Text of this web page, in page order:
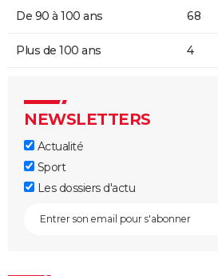
De 90 à 100 ans 68
Plus de 100 ans 4
NEWSLETTERS
Actualité
Sport
Les dossiers d'actu